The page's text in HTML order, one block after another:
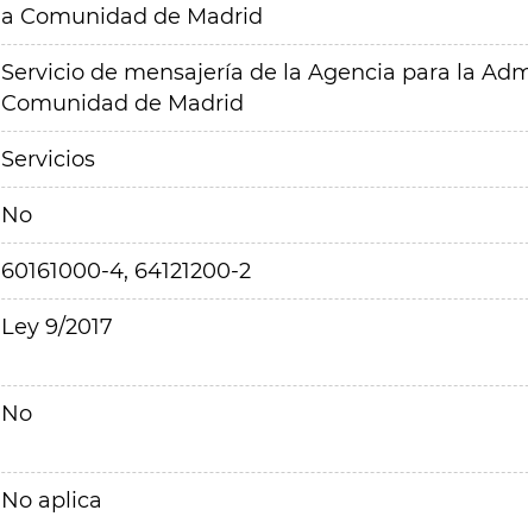
la Comunidad de Madrid
Servicio de mensajería de la Agencia para la
Comunidad de Madrid
Servicios
No
60161000-4, 64121200-2
Ley 9/2017
No
No aplica